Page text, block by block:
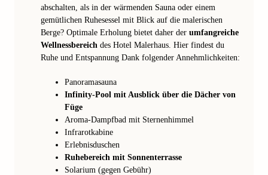
abschalten, als in der wärmenden Sauna oder einem
gemütlichen Ruhesessel mit Blick auf die malerischen
Berge? Optimale Erholung bietet daher der umfangreiche
Wellnessbereich des Hotel Malerhaus. Hier findest du
Ruhe und Entspannung Dank folgender Annehmlichkeiten:
Panoramasauna
Infinity-Pool mit Ausblick über die Dächer von
Füge
Aroma-Dampfbad mit Sternenhimmel
Infrarotkabine
Erlebnisduschen
Ruhebereich mit Sonnenterrasse
Solarium (gegen Gebühr)